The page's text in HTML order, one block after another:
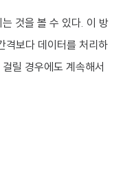
것을 볼 수 있다. 이 방
격보다 데이터를 처리하
릴 경우에도 계속해서